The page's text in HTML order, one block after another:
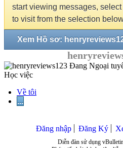
start viewing messages,
to visit from the selection
Xem Hồ sơ:
Học việc
Về tôi
...
Đăng nhập Đăng Ký
Diễn đàn sử dụng